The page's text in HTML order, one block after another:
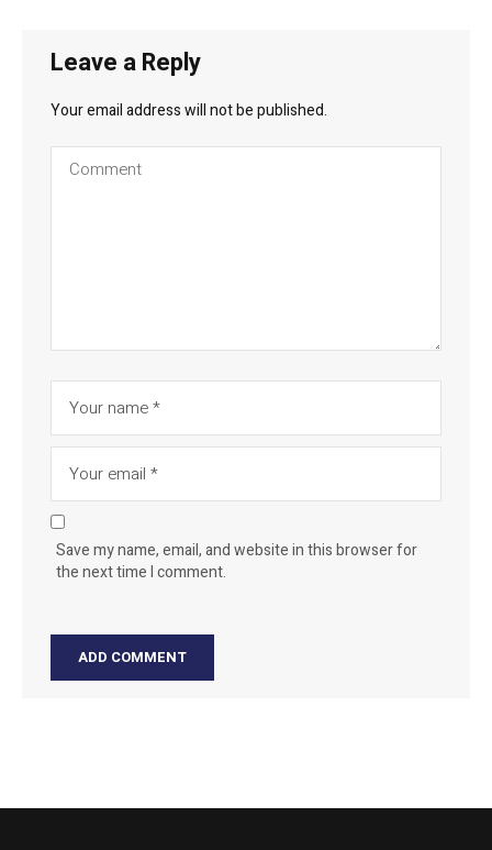
Leave a Reply
Your email address will not be published.
Save my name, email, and website in this browser for
the next time I comment.